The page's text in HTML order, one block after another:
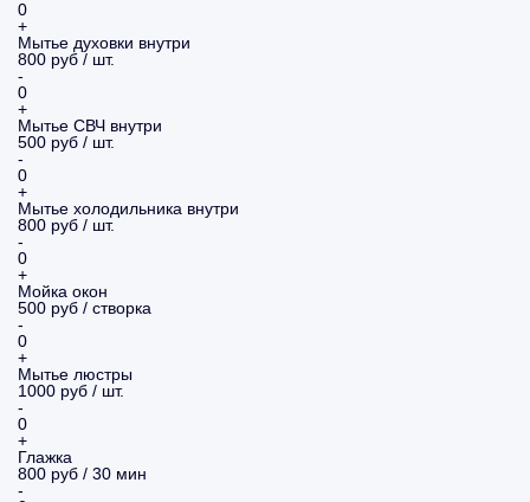
0
+
Мытье духовки внутри
800 руб / шт.
-
0
+
Мытье СВЧ внутри
500 руб / шт.
-
0
+
Мытье холодильника внутри
800 руб / шт.
-
0
+
Мойка окон
500 руб / створка
-
0
+
Мытье люстры
1000 руб / шт.
-
0
+
Глажка
800 руб / 30 мин
-